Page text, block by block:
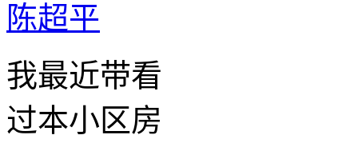
陈超平
我最近带看
过本小区房